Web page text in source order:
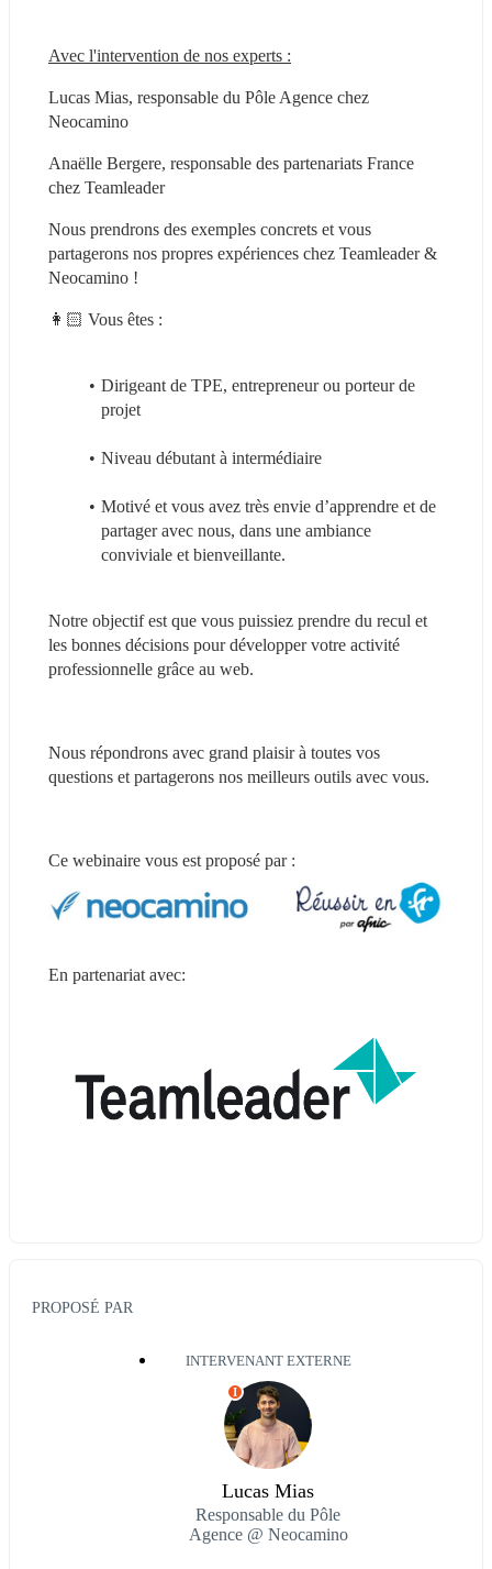
Avec l'intervention de nos experts :
Lucas Mias, responsable du Pôle Agence chez
Neocamino
Anaëlle Bergere, responsable des partenariats France
chez Teamleader
Nous prendrons des exemples concrets et vous
partagerons nos propres expériences chez Teamleader &
Neocamino !
👩🏻 Vous êtes :
Dirigeant de TPE, entrepreneur ou porteur de
projet
Niveau débutant à intermédiaire
Motivé et vous avez très envie d’apprendre et de
partager avec nous, dans une ambiance
conviviale et bienveillante.
Notre objectif est que vous puissiez prendre du recul et
les bonnes décisions pour développer votre activité
professionnelle grâce au web.
Nous répondrons avec grand plaisir à toutes vos
questions et partagerons nos meilleurs outils avec vous.
Ce webinaire vous est proposé par :
En partenariat avec:
PROPOSÉ PAR
INTERVENANT EXTERNE
I
Lucas Mias
Responsable du Pôle
Agence @ Neocamino